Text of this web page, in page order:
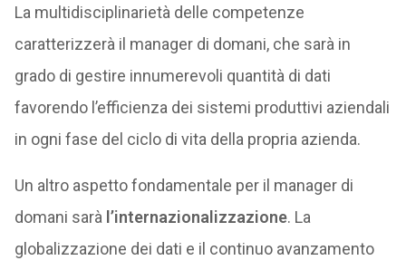
La multidisciplinarietà delle competenze
caratterizzerà il manager di domani, che sarà in
grado di gestire innumerevoli quantità di dati
favorendo l’efficienza dei sistemi produttivi aziendali
in ogni fase del ciclo di vita della propria azienda.
Un altro aspetto fondamentale per il manager di
domani sarà l’internazionalizzazione. La
globalizzazione dei dati e il continuo avanzamento